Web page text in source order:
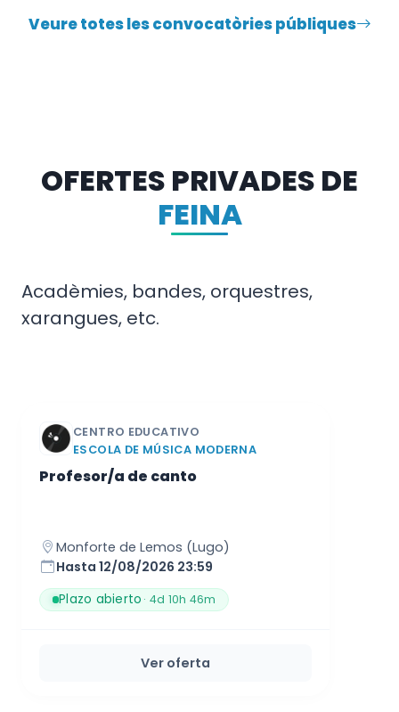
Veure totes les convocatòries públiques
OFERTES PRIVADES DE
FEINA
Acadèmies, bandes, orquestres,
xarangues, etc.
CENTRO EDUCATIVO
ESCOLA DE MÚSICA MODERNA
Profesor/a de canto
Monforte de Lemos (Lugo)
Hasta 12/08/2026 23:59
Plazo abierto · 4d 10h 46m
Ver oferta